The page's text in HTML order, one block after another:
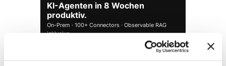
KI-Agenten in 8 Wochen
produktiv.
On-Prem · 100+ Connectors · Observable RAG
inklusive.